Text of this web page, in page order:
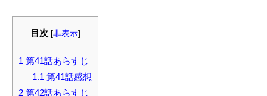
目次 [非表示]
1 第41話あらすじ
1.1 第41話感想
2 第42話あらすじ